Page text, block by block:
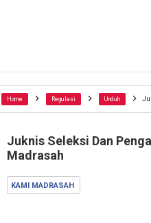
Home Regulasi Unduh
Juknis Seleksi Dan
Madrasah
KAMI MADRASAH